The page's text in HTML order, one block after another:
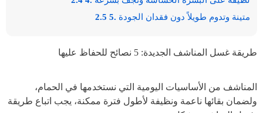
2.5 5. متينة وتدوم طويلاً دون فقدان الجودة
طريقة غسل المناشف الجديدة: 5 نصائح للحفاظ عليها
المناشف من الأساسيات اليومية التي نستخدمها في الحمام،
ولضمان بقائها ناعمة ونظيفة لأطول فترة ممكنة، يجب اتباع طريقة